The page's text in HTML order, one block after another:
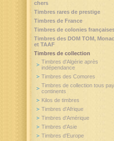
chers
Timbres rares de prestige
Timbres de France
Timbres de colonies
Timbres des DOM TOM,
et TAAF
Timbres de collection
Timbres d'Algérie après
indépendance
Timbres des Comores
Timbres de collection tous
continents
Kilos de timbres
Timbres d'Afrique
Timbres d'Amérique
Timbres d'Asie
Timbres d'Europe